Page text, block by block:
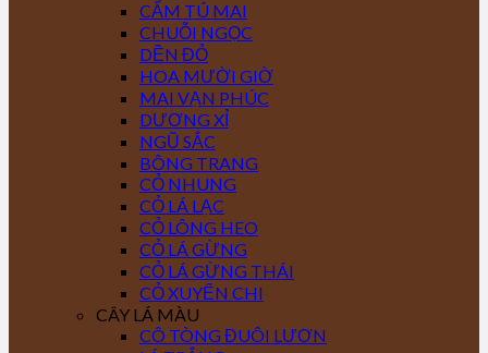
CẨM TÚ MAI
CHUỖI NGỌC
DỀN ĐỎ
HOA MƯỜI GIỜ
MAI VẠN PHÚC
DƯƠNG XỈ
NGŨ SẮC
BÔNG TRANG
CỎ NHUNG
CỎ LÁ LẠC
CỎ LÔNG HEO
CỎ LÁ GỪNG
CỎ LÁ GỪNG THÁI
CỎ XUYẾN CHI
CÂY LÁ MÀU
CÔ TÒNG ĐUÔI LƯƠN